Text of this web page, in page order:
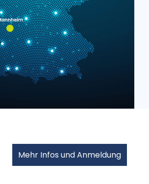
Mehr Infos und Anmeldung